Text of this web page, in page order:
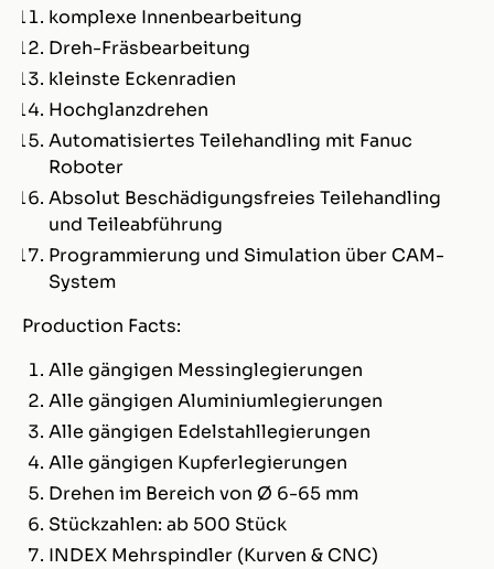
komplexe Innenbearbeitung
Dreh-Fräsbearbeitung
kleinste Eckenradien
Hochglanzdrehen
Automatisiertes Teilehandling mit Fanuc
Roboter
Absolut Beschädigungsfreies Teilehandling
und Teileabführung
Programmierung und Simulation über CAM-
System
Production Facts:
Alle gängigen Messinglegierungen
Alle gängigen Aluminiumlegierungen
Alle gängigen Edelstahllegierungen
Alle gängigen Kupferlegierungen
Drehen im Bereich von Ø 6-65 mm
Stückzahlen: ab 500 Stück
INDEX Mehrspindler (Kurven & CNC)